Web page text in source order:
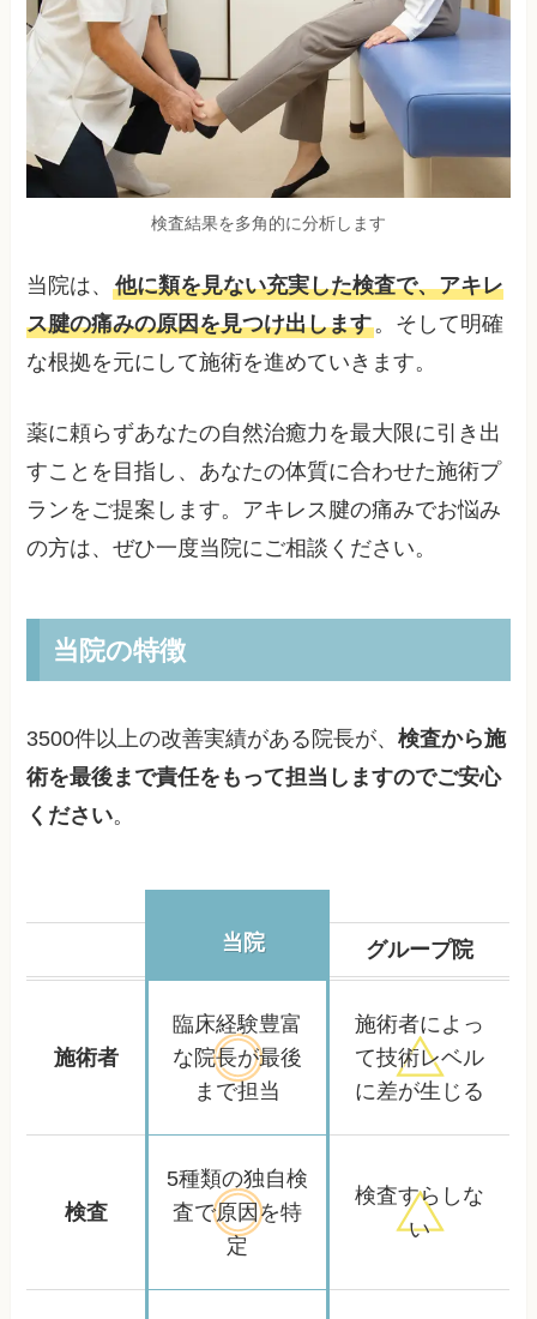
検査結果を多角的に分析します
当院は、他に類を見ない充実した検査で、アキレ
ス腱の痛みの原因を見つけ出します。そして明確
な根拠を元にして施術を進めていきます。
薬に頼らずあなたの自然治癒力を最大限に引き出
すことを目指し、あなたの体質に合わせた施術プ
ランをご提案します。アキレス腱の痛みでお悩み
の方は、ぜひ一度当院にご相談ください。
当院の特徴
3500件以上の改善実績がある院長が、検査から施
術を最後まで責任をもって担当しますのでご安心
ください。
当院 グループ院
施術者
臨床経験豊富
な院長が最後
まで担当
施術者によっ
て技術レベル
に差が生じる
検査
5種類の独自検
査で原因を特
定
検査すらしな
い